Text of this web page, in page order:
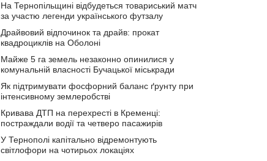
На Тернопільщині відбудеться товариський матч
за участю легенди українського футзалу
Драйвовий відпочинок та драйв: прокат
квадроциклів на Оболоні
Майже 5 га земель незаконно опинилися у
комунальній власності Бучацької міськради
Як підтримувати фосфорний баланс ґрунту при
інтенсивному землеробстві
Кривава ДТП на перехресті в Кременці:
постраждали водії та четверо пасажирів
У Тернополі капітально відремонтують
світлофори на чотирьох локаціях